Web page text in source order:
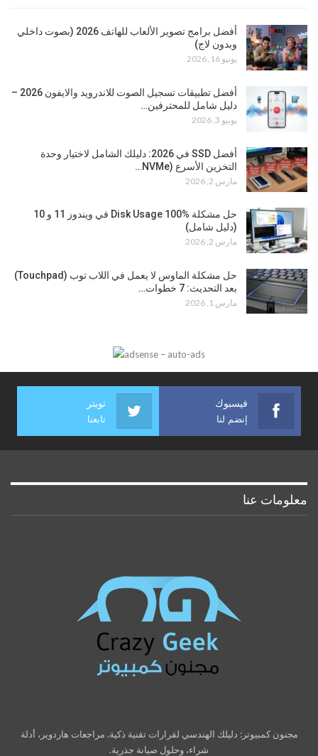
أفضل برامج تصوير الألعاب للهاتف 2026 (بصوت داخلي
وبدون لاج)
يونيو 16, 2026
أفضل تطبيقات تسجيل الصوت للاندرويد والايفون 2026 –
دليل شامل للمحترفين…
يونيو 3, 2026
أفضل SSD في 2026: دليلك الشامل لاختيار وحدة
التخزين الأسرع (NVMe…
مارس 2, 2026
حل مشكلة Disk Usage 100% في ويندوز 11 و 10
(دليل شامل)
مارس 2, 2026
حل مشكلة الماوس لا يعمل في اللاب توب (Touchpad)
بعد التحديث: 7 خطوات…
مارس 1, 2026
فيسبوك
إنضم لنا
تويتر
تابعنا
معلومات عنا
مجنون كمبيوتر: دليلك الهندسي لقرارات تقنية ذكية. مراجعات هاردوير، أدلة
شراء، وحلول صيانة جذرية.